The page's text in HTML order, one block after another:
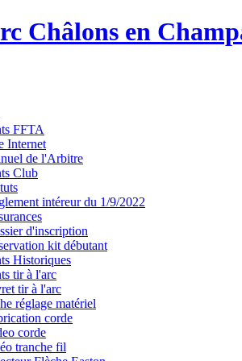
Châlons en
FFTA
Internet
de l'Arbitre
Club
intéreur du 1/9/2022
d'inscription
kit débutant
Historiques
tir à l'arc
tir à l'arc
réglage matériel
corde
corde
tranche fil